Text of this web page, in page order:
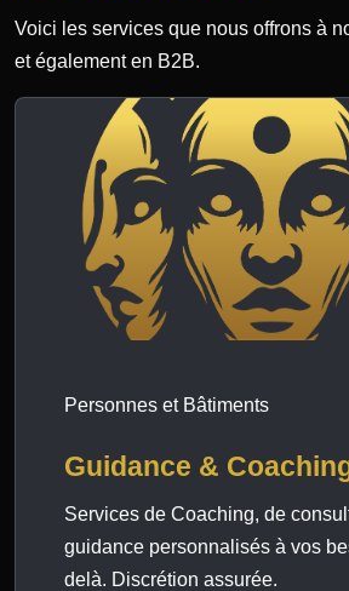
Voici les services que nous offrons à
et également en B2B.
Personnes et Bâtiments
Guidance &
Services de Coaching, de
guidance personnalisés à vos
delà. Discrétion assurée.